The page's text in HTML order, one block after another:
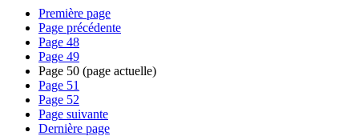
Première page
Page précédente
Page 48
Page 49
Page 50 (page actuelle)
Page 51
Page 52
Page suivante
Dernière page